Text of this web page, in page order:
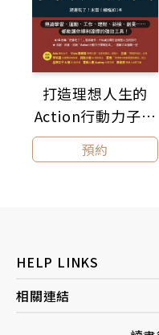
打造理想人生的
Action行動力子彈
筆記：從時間管理
到目標實踐，只要
預約
HELP LINKS
相關連結